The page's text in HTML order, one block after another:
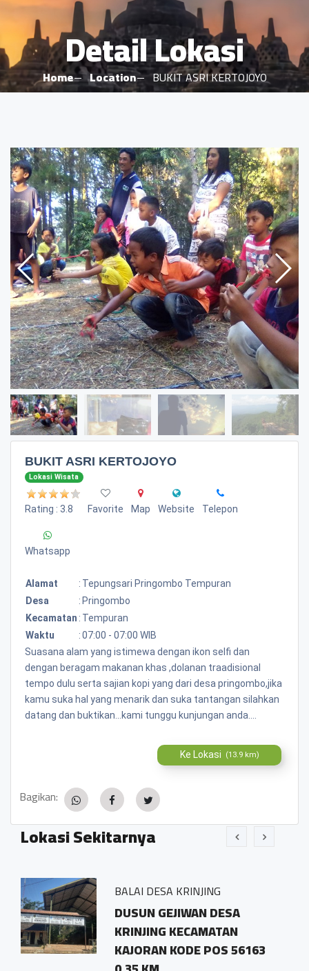
Detail Lokasi
Home Location BUKIT ASRI KERTOJOYO
BUKIT ASRI KERTOJOYO
Lokasi Wisata
Rating : 3.8 Favorite Map Website Telepon
Whatsapp
Alamat : Tepungsari Pringombo Tempuran
Desa
: Pringombo
Kecamatan : Tempuran
Waktu
:07:00 - 07:00 WIB
Suasana alam yang istimewa dengan ikon selfi dan
dengan beragam makanan khas ,dolanan traadisional
tempo dulu serta sajian kopi yang dari desa pringombo,jika
kamu suka hal yang menarik dan suka tantangan silahkan
datang dan buktikan...kami tunggu kunjungan anda....
Ke Lokasi (13.9 km)
Bagikan:
Lokasi Sekitarnya
BALAI DESA KRINJING
DUSUN GEJIWAN DESA
KRINJING KECAMATAN
KAJORAN KODE POS 56163